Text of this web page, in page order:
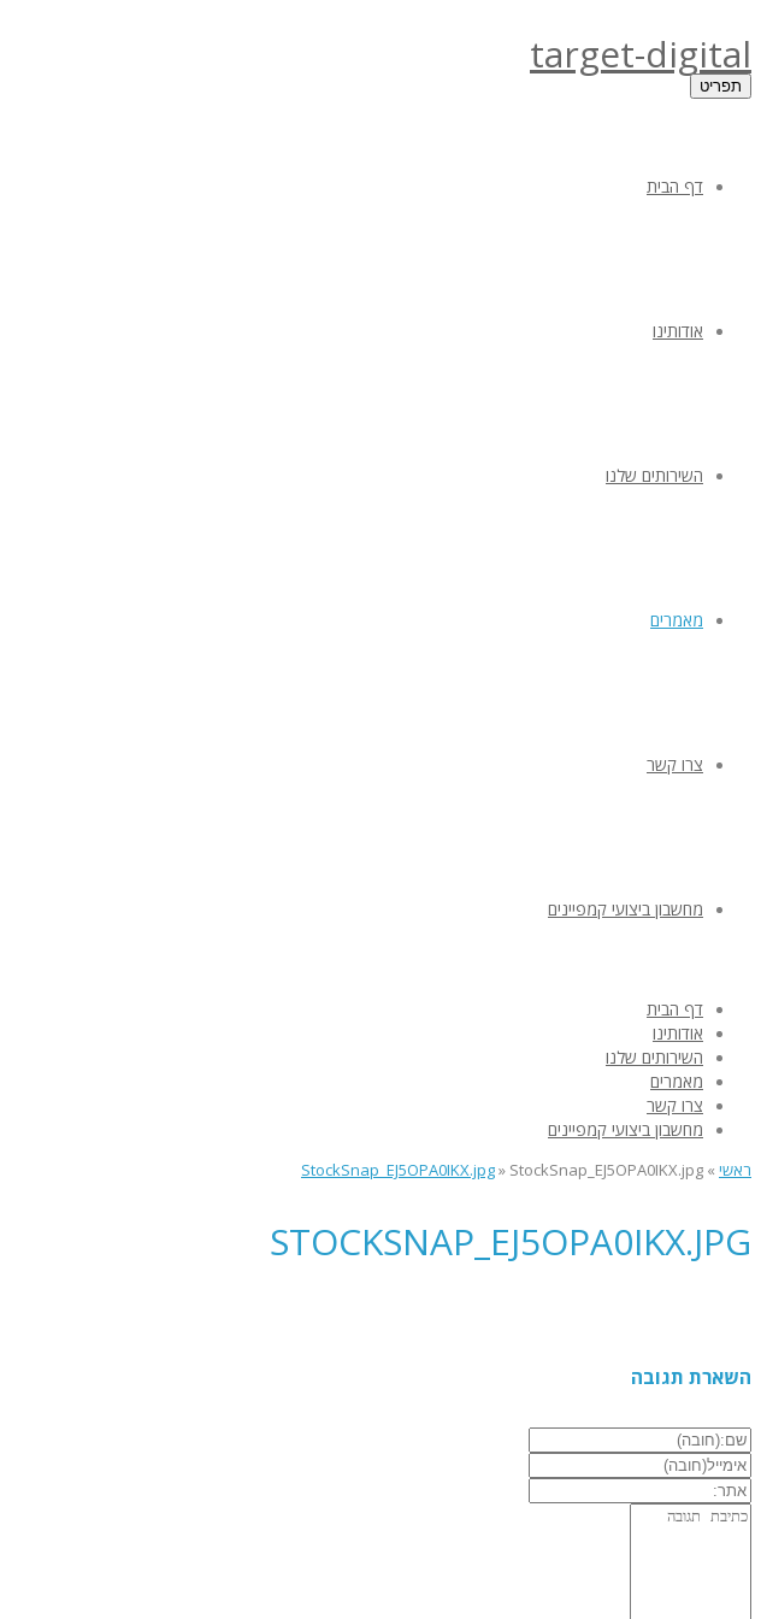
target-digital
תפריט
דף הבית
אודותינו
השירותים שלנו
מאמרים
צרו קשר
מחשבון ביצועי קמפיינים
דף הבית
אודותינו
השירותים שלנו
מאמרים
צרו קשר
מחשבון ביצועי קמפיינים
ראשי »
StockSnap_EJ5OPA0IKX.jpg» StockSnap_EJ5OPA0IKX.jpg
STOCKSNAP_EJ5OPA0IKX.JPG
השארת תגובה